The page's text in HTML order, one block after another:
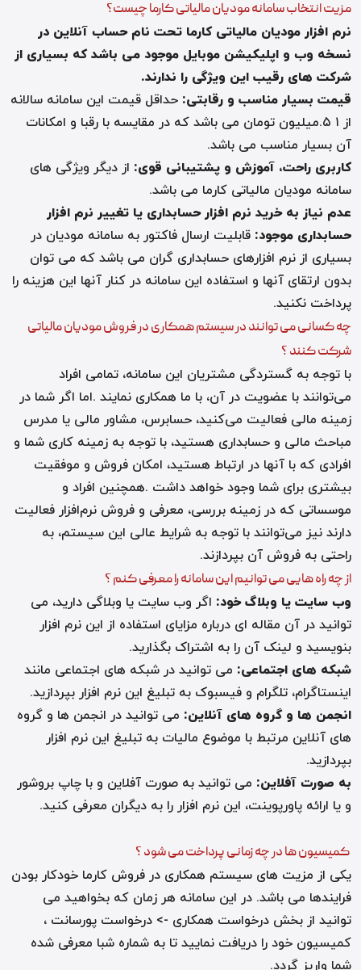
مزیت انتخاب سامانه مودیان مالیاتی کارما چیست؟
نرم افزار مودیان مالیاتی کارما تحت نام حساب آنلاین در
نسخه وب و اپلیکیشن موبایل موجود می باشد که بسیاری از
شرکت های رقیب این ویژگی را ندارند.
قیمت بسیار مناسب و رقابتی: حداقل قیمت این سامانه سالانه
از ۱ .۵میلیون تومان می باشد که در مقایسه با رقبا و امکانات
آن بسیار مناسب می باشد.
کاربری راحت، آموزش و پشتیبانی قوی: از دیگر ویژگی های
سامانه مودیان مالیاتی کارما می باشد.
عدم نیاز به خرید نرم افزار حسابداری یا تغییر نرم افزار
حسابداری موجود: قابلیت ارسال فاکتور به سامانه مودیان در
بسیاری از نرم افزارهای حسابداری گران می باشد که می توان
بدون ارتقای آنها و استفاده این سامانه در کنار آنها این هزینه را
پرداخت نکنید.
چه کسانی می توانند در سیستم همکاری در فروش مودیان مالیاتی
شرکت کنند ؟
با توجه به گستردگی مشتریان این سامانه، تمامی افراد
می‌توانند با عضویت در آن، با ما همکاری نمایند .اما اگر شما در
زمینه مالی فعالیت می‌کنید، حسابرس، مشاور مالی یا مدرس
مباحث مالی و حسابداری هستید، با توجه به زمینه کاری شما و
افرادی که با آنها در ارتباط هستید، امکان فروش و موفقیت
بیشتری برای شما وجود خواهد داشت .همچنین افراد و
موسساتی که در زمینه بررسی، معرفی و فروش نرم‌افزار فعالیت
دارند نیز می‌توانند با توجه به شرایط عالی این سیستم، به
راحتی به فروش آن بپردازند.
از چه راه هایی می توانیم این سامانه را معرفی کنم ؟
وب سایت یا وبلاگ خود: اگر وب سایت یا وبلاگی دارید، می
توانید در آن مقاله ای درباره مزایای استفاده از این نرم افزار
بنویسید و لینک آن را به اشتراک بگذارید.
شبکه های اجتماعی: می توانید در شبکه های اجتماعی مانند
اینستاگرام، تلگرام و فیسبوک به تبلیغ این نرم افزار بپردازید.
انجمن ها و گروه های آنلاین: می توانید در انجمن ها و گروه
های آنلاین مرتبط با موضوع مالیات به تبلیغ این نرم افزار
بپردازید.
به صورت آفلاین: می توانید به صورت آفلاین و با چاپ بروشور
و یا ارائه پاورپوینت، این نرم افزار را به دیگران معرفی کنید.
کمیسیون ها در چه زمانی پرداخت می شود ؟
یکی از مزیت های سیستم همکاری در فروش کارما خودکار بودن
فرایندها می باشد. در این سامانه هر زمان که بخواهید می
توانید از بخش درخواست همکاری -> درخواست پورسانت ،
کمیسیون خود را دریافت نمایید تا به شماره شبا معرفی شده
شما واریز گردد.